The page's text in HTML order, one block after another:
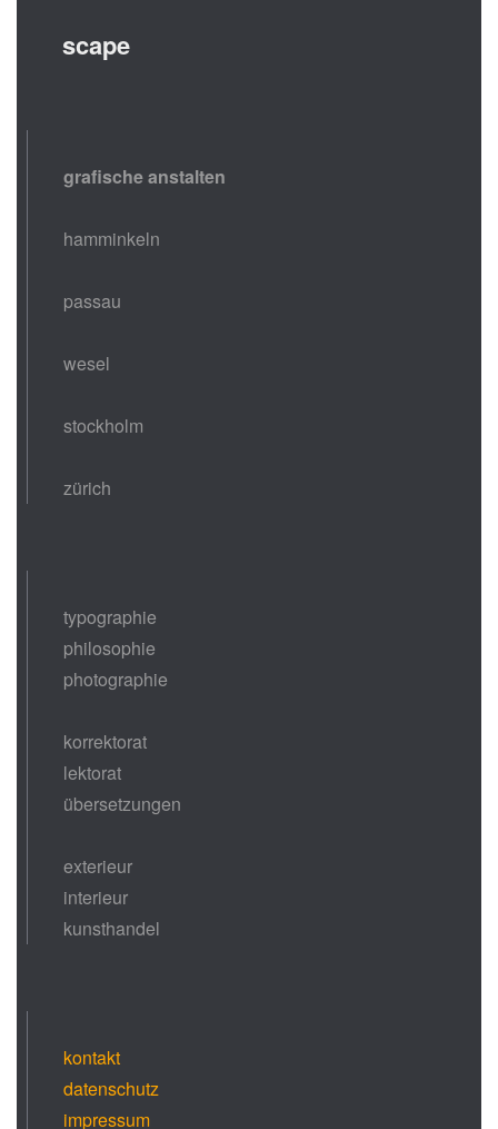
scape
grafische anstalten
hamminkeln
passau
wesel
stockholm
zürich
typographie
philosophie
photographie
korrektorat
lektorat
übersetzungen
exterieur
interieur
kunsthandel
kontakt
datenschutz
impressum